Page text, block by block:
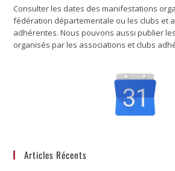
Consulter les dates des manifestations
fédération départementale ou les clubs et
adhérentes. Nous pouvons aussi publier
organisés par les associations et clubs
Articles Récents